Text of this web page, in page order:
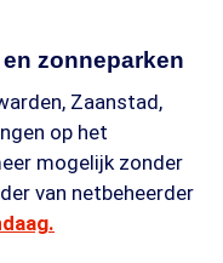
zonneparken
Zaanstad,
op het
mogelijk zonder
van netbeheerder